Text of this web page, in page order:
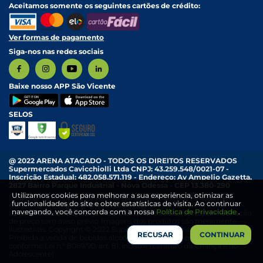
Aceitamos somente os seguintes cartões de crédito:
Ver formas de pagamento
Siga-nos nas redes sociais
Baixe nosso APP São Vicente
SELOS
@ 2022 ARENA ATACADO - TODOS OS DIREITOS RESERVADOS
Supermercados Cavicchiolli Ltda CNPJ: 43.259.548/0021-07 -
Inscrição Estadual: 482.058.571.119 - Endereço: Av Ampelio Gazetta,
Os preços e condições exibidas nesta loja online são válidos
exclusivamente para compras pela internet, aplicativo e válidos
durante o dia de hoje, sujeitos a disponibilidade de estoque e alteração
ilustrativas. Copyright © 2022 Supermercado São Vicente.
Proibida a venda de bebidas alcoólicas para menores de 18 anos,
conforme Lei n.º 8069/90, art. 81, inciso II (Estatuto da Criança e do
Utilizamos cookies para melhorar a sua experiência, otimizar as
funcionalidades do site e obter estatísticas de visita. Ao continuar
navegando, você concorda com a nossa Política de Privacidade .
RECUSAR CONTINUAR